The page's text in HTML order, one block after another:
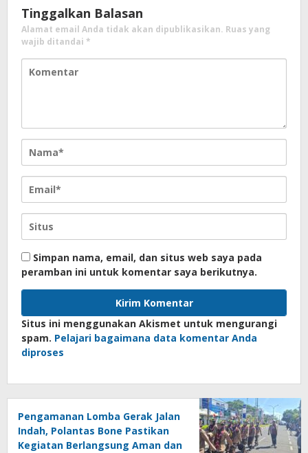
Tinggalkan Balasan
Alamat email Anda tidak akan dipublikasikan. Ruas yang
wajib ditandai *
Simpan nama, email, dan situs web saya pada
peramban ini untuk komentar saya berikutnya.
Situs ini menggunakan Akismet untuk mengurangi
spam. Pelajari bagaimana data komentar Anda
diproses
Pengamanan Lomba Gerak Jalan
Indah, Polantas Bone Pastikan
Kegiatan Berlangsung Aman dan